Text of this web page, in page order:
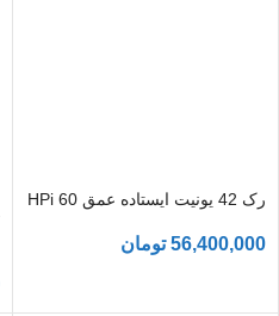
رک 42 یونیت ایستاده عمق 60 HPi
56,400,000 تومان